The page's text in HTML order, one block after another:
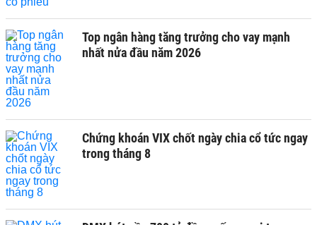
Top ngân hàng tăng trưởng cho vay mạnh
nhất nửa đầu năm 2026
Chứng khoán VIX chốt ngày chia cổ tức ngay
trong tháng 8